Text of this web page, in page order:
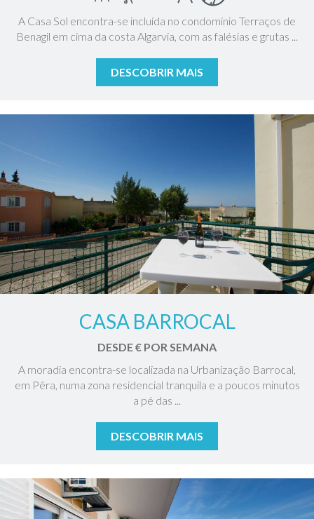
A Casa Sol encontra-se incluída no condomínio Terraços de
Benagil em cima da costa Algarvia, com as falésias e grutas ...
DESCOBRIR MAIS
CASA BARROCAL
DESDE € POR SEMANA
A moradia encontra-se localizada na Urbanização Barrocal,
em Pêra, numa zona residencial tranquila e a poucos minutos
a pé das ...
DESCOBRIR MAIS